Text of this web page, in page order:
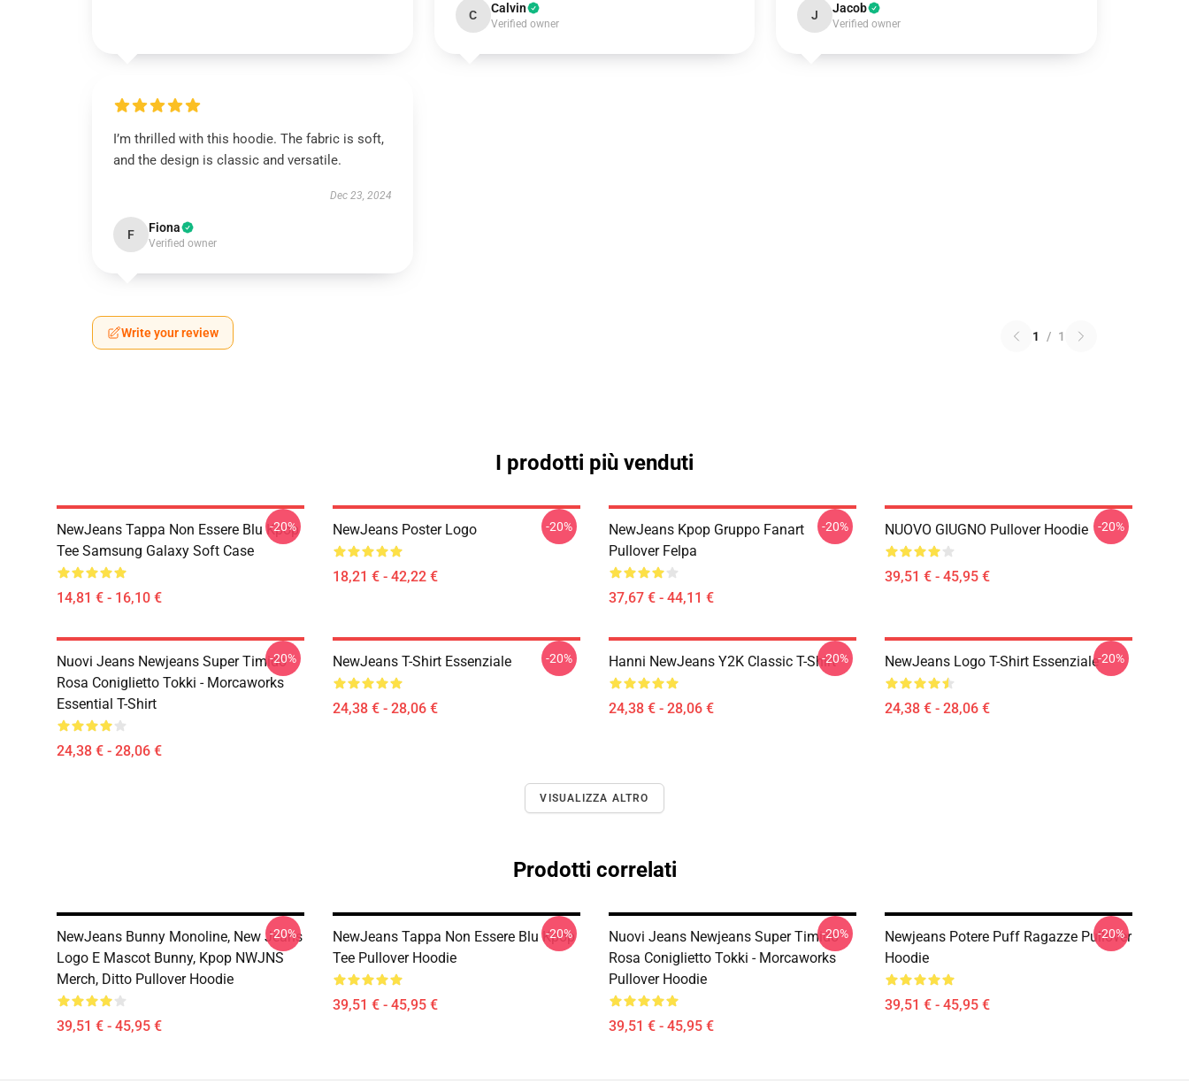
C Calvin
Verified owner
J Jacob
Verified owner
I’m thrilled with this hoodie. The fabric is soft,
and the design is classic and versatile.
Dec 23, 2024
F Fiona
Verified owner
Write your review 1 / 1
I prodotti più venduti
NewJeans Tappa Non Essere Blu Kpop
Tee Samsung Galaxy Soft Case
14,81 € - 16,10 €
-20% NewJeans Poster Logo
18,21 € - 42,22 €
-20%
NewJeans Kpop Gruppo Fanart
Pullover Felpa
37,67 € - 44,11 €
-20% NUOVO GIUGNO Pullover Hoodie
39,51 € - 45,95 €
-20%
Nuovi Jeans Newjeans Super Timido
Rosa Coniglietto Tokki - Morcaworks
Essential T-Shirt
24,38 € - 28,06 €
-20% NewJeans T-Shirt Essenziale
24,38 € - 28,06 €
-20% Hanni NewJeans Y2K Classic T-Shirt
24,38 € - 28,06 €
-20% NewJeans Logo T-Shirt Essenziale
24,38 € - 28,06 €
-20%
VISUALIZZA ALTRO
Prodotti correlati
NewJeans Bunny Monoline, New Jeans
Logo E Mascot Bunny, Kpop NWJNS
Merch, Ditto Pullover Hoodie
39,51 € - 45,95 €
-20%
NewJeans Tappa Non Essere Blu Kpop
Tee Pullover Hoodie
39,51 € - 45,95 €
-20%
Nuovi Jeans Newjeans Super Timido
Rosa Coniglietto Tokki - Morcaworks
Pullover Hoodie
39,51 € - 45,95 €
-20%
Newjeans Potere Puff Ragazze Pullover
Hoodie
39,51 € - 45,95 €
-20%